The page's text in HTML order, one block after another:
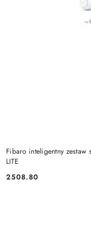
Fibaro inteligentny zestaw
LITE
Cena:
2508.80